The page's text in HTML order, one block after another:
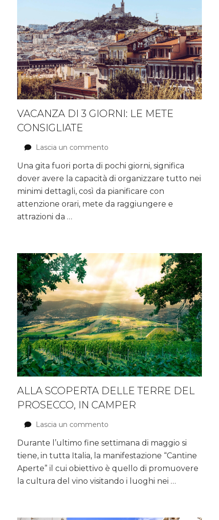
VACANZA DI 3 GIORNI: LE METE
CONSIGLIATE
Lascia un commento
di
3
giorni:
le
mete
Una gita fuori porta di pochi giorni, significa
dover avere la capacità di organizzare tutto nei
minimi dettagli, così da pianificare con
attenzione orari, mete da raggiungere e
attrazioni da …
ALLA SCOPERTA DELLE TERRE DEL
PROSECCO, IN CAMPER
Lascia un commento
scoperta
delle
Terre
del
Prosecco,
Durante l’ultimo fine settimana di maggio si
tiene, in tutta Italia, la manifestazione “Cantine
Aperte” il cui obiettivo è quello di promuovere
la cultura del vino visitando i luoghi nei …